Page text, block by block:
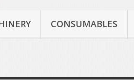
CONSUMABLES